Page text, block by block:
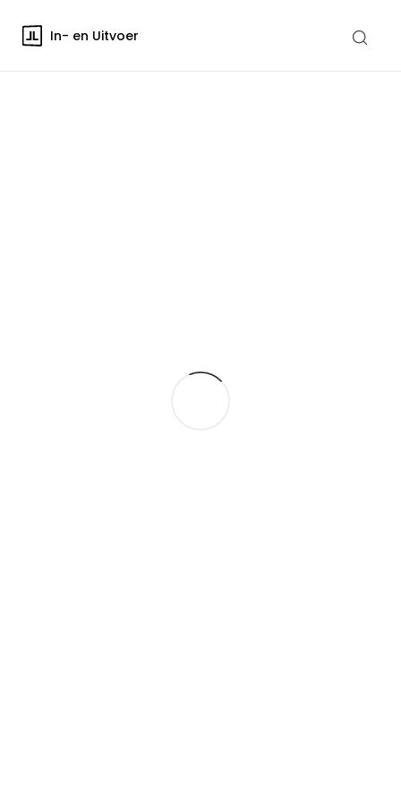
In- en Uitvoer